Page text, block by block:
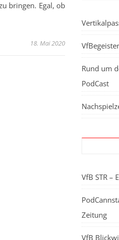
bringen. Egal, ob
18. Mai 2020
Rund um
PodCast
VfB STR –
Zeitung
VfB